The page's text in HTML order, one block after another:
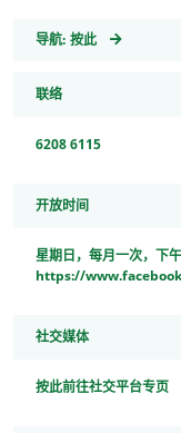
导航: GeoCoordinates
按此
联络
6208 6115
开放时间
星期日，每月一次，下
https://
社交媒体
按此前往社交平台专页